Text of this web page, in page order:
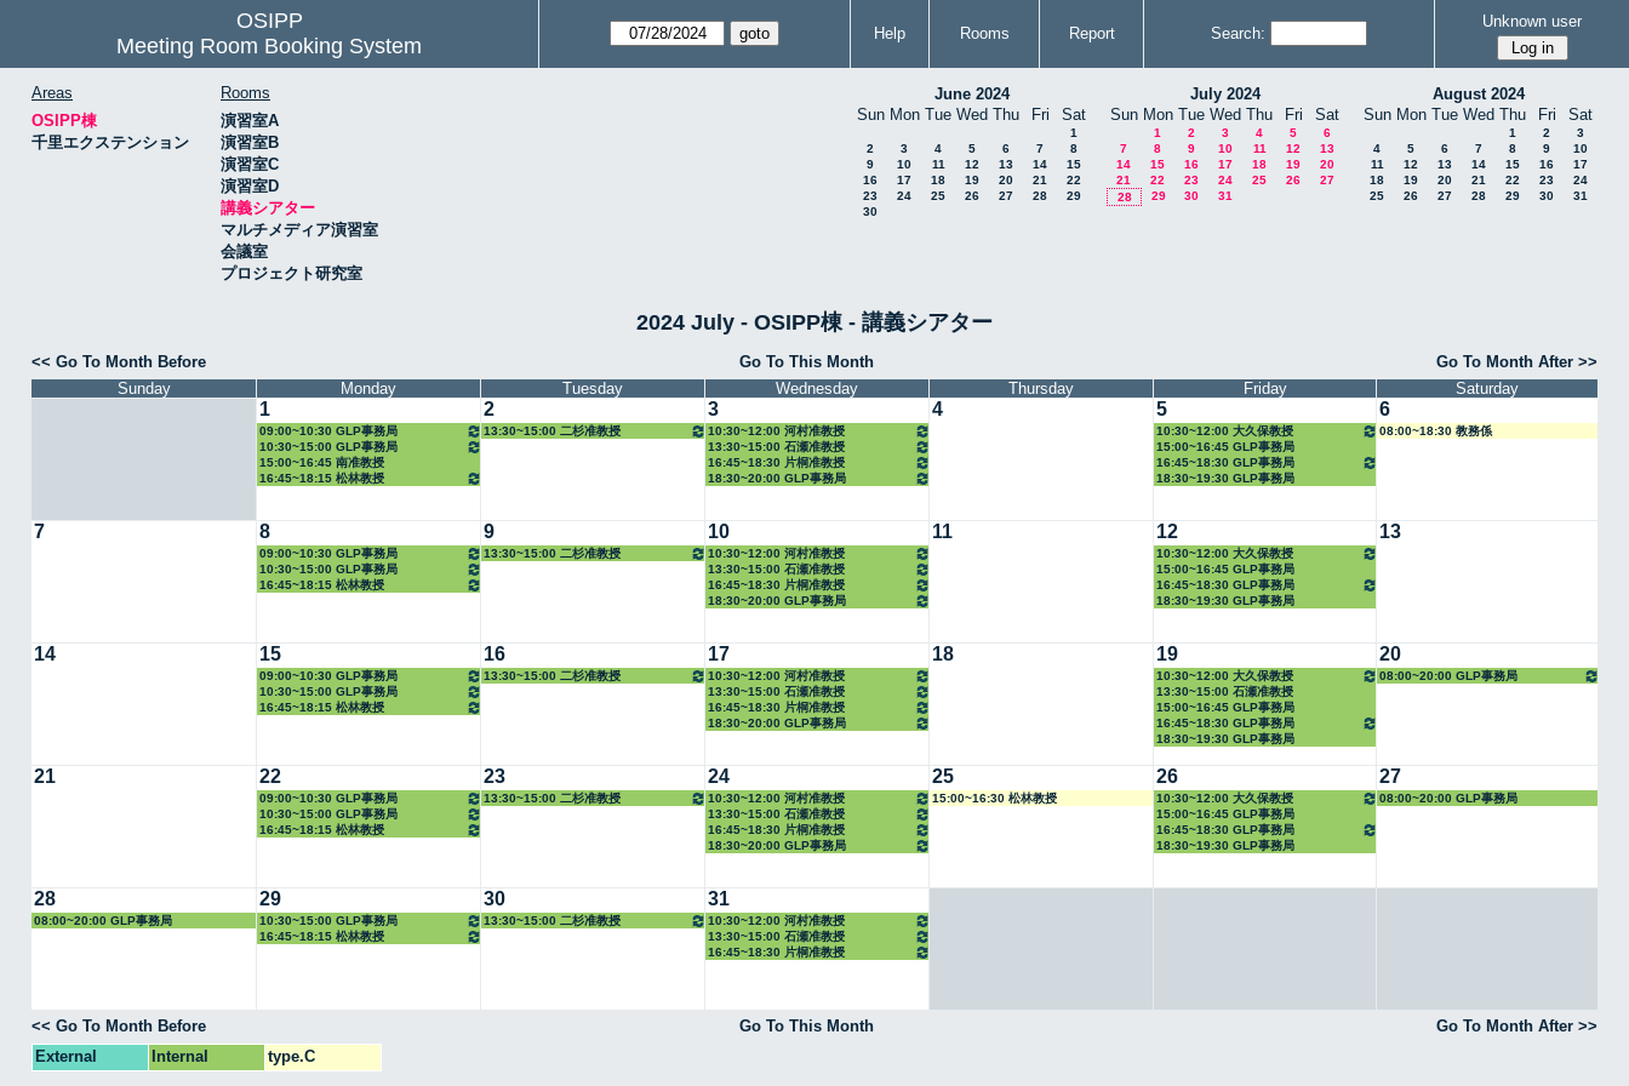
OSIPP
Meeting Room Booking System
Help Rooms Report Search:
Unknown user
Areas
OSIPP棟
千里エクステンション
Rooms
演習室A
演習室B
演習室C
演習室D
講義シアター
マルチメディア演習室
会議室
プロジェクト研究室
June 2024
Sun Mon Tue Wed Thu Fri Sat
1
2
3 4 5 6 7
8
9
10 11 12 13 14
15
16
17 18 19 20 21
22
23
24 25 26 27 28
29
30
July 2024
Sun Mon Tue Wed Thu Fri Sat
1 2 3 4 5
6
7
8 9 10 11 12
13
14
15 16 17 18 19
20
21
22 23 24 25 26
27
28
29 30 31
August 2024
Sun Mon Tue Wed Thu Fri Sat
1 2
3
4
5 6 7 8 9
10
11
12 13 14 15 16
17
18
19 20 21 22 23
24
25
26 27 28 29 30 31
2024 July - OSIPP棟 - 講義シアター
<< Go To Month Before Go To This Month
Go To Month After >>
Sunday
Monday Tuesday Wednesday Thursday Friday Saturday
1
09:00~10:30 GLP事務局
10:30~15:00 GLP事務局
15:00~16:45 南准教授
16:45~18:15 松林教授
2
13:30~15:00 二杉准教授
3
10:30~12:00 河村准教授
13:30~15:00 石瀬准教授
16:45~18:30 片桐准教授
18:30~20:00 GLP事務局
4 5
10:30~12:00 大久保教授
15:00~16:45 GLP事務局
16:45~18:30 GLP事務局
18:30~19:30 GLP事務局
6
08:00~18:30 教務係
7 8
09:00~10:30 GLP事務局
10:30~15:00 GLP事務局
16:45~18:15 松林教授
9
13:30~15:00 二杉准教授
10
10:30~12:00 河村准教授
13:30~15:00 石瀬准教授
16:45~18:30 片桐准教授
18:30~20:00 GLP事務局
11 12
10:30~12:00 大久保教授
15:00~16:45 GLP事務局
16:45~18:30 GLP事務局
18:30~19:30 GLP事務局
13
14 15
09:00~10:30 GLP事務局
10:30~15:00 GLP事務局
16:45~18:15 松林教授
16
13:30~15:00 二杉准教授
17
10:30~12:00 河村准教授
13:30~15:00 石瀬准教授
16:45~18:30 片桐准教授
18:30~20:00 GLP事務局
18 19
10:30~12:00 大久保教授
13:30~15:00 石瀬准教授
15:00~16:45 GLP事務局
16:45~18:30 GLP事務局
18:30~19:30 GLP事務局
20
08:00~20:00 GLP事務局
21 22
09:00~10:30 GLP事務局
10:30~15:00 GLP事務局
16:45~18:15 松林教授
23
13:30~15:00 二杉准教授
24
10:30~12:00 河村准教授
13:30~15:00 石瀬准教授
16:45~18:30 片桐准教授
18:30~20:00 GLP事務局
25
15:00~16:30 松林教授
26
10:30~12:00 大久保教授
15:00~16:45 GLP事務局
16:45~18:30 GLP事務局
18:30~19:30 GLP事務局
27
08:00~20:00 GLP事務局
28
08:00~20:00 GLP事務局
29
10:30~15:00 GLP事務局
16:45~18:15 松林教授
30
13:30~15:00 二杉准教授
31
10:30~12:00 河村准教授
13:30~15:00 石瀬准教授
16:45~18:30 片桐准教授
<< Go To Month Before Go To This Month
Go To Month After >>
External
Internal type.C